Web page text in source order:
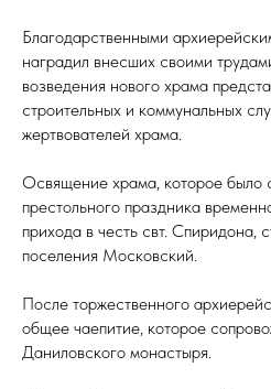
Благодарственными
наградил внесших своими
возведения нового храма
строительных и коммунальных
жертвователей храма.
Освящение храма, которое было
престольного праздника
прихода в честь свт. Спиридона,
поселения Московский.
После торжественного
общее чаепитие, которое
Даниловского монастыря.